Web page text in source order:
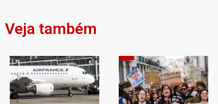
Veja também